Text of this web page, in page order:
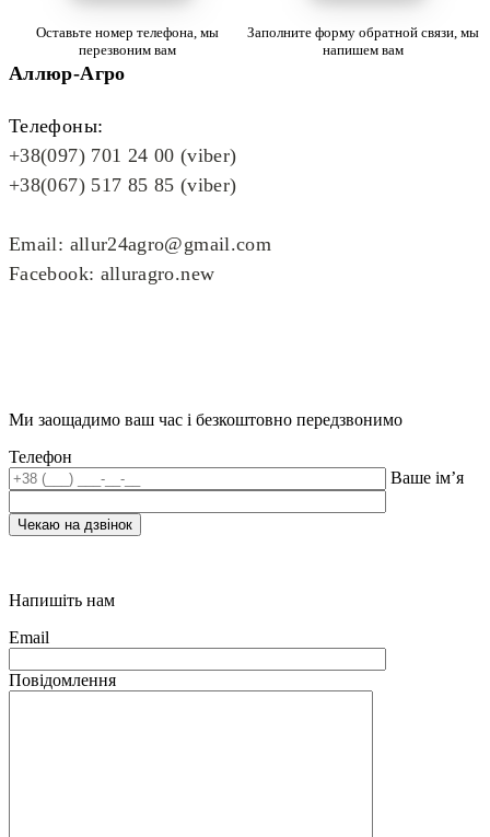
Оставьте номер телефона, мы
перезвоним вам
Заполните форму обратной связи, мы
напишем вам
Аллюр-Агро
Телефоны:
+38(097) 701 24 00 (viber)
+38(067) 517 85 85 (viber)
Email: allur24agro@gmail.com
Facebook: alluragro.new
Ми заощадимо ваш час і безкоштовно передзвонимо
Телефон
Ваше ім’я
Напишіть нам
Email
Повідомлення